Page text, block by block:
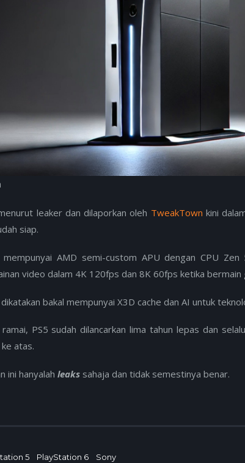
leaker dan dilaporkan oleh TweakTown kini
siap.
mempunyai AMD semi-custom APU dengan CPU
video dalam 4K 120fps dan 8K 60fps ketika bermain
bakal mempunyai X3D cache dan AI untuk
PS5 sudah dilancarkan lima tahun lepas dan
atas.
ini hanyalah leaks sahaja dan tidak semestinya benar.
5 PlayStation 6 Sony